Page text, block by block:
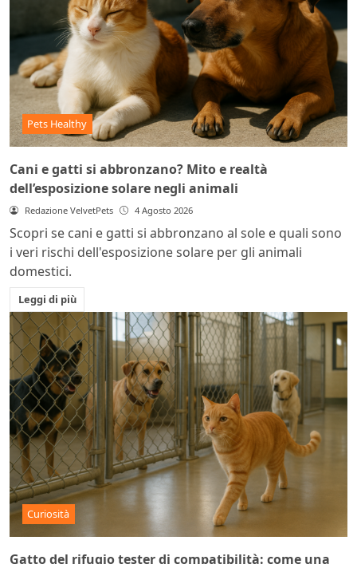
Pets Healthy
Cani e gatti si abbronzano? Mito e realtà
dell’esposizione solare negli animali
Redazione VelvetPets 4 Agosto 2026
Scopri se cani e gatti si abbronzano al sole e quali sono
i veri rischi dell'esposizione solare per gli animali
domestici.
Leggi di più
Curiosità
Gatto del rifugio tester di compatibilità: come una